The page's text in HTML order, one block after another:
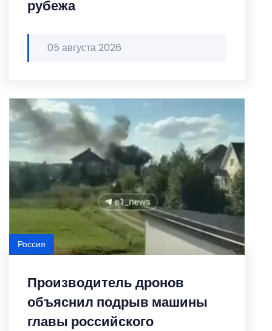
рубежа
05 августа 2026
Производитель дронов
объяснил подрыв машины
главы российского
Россия